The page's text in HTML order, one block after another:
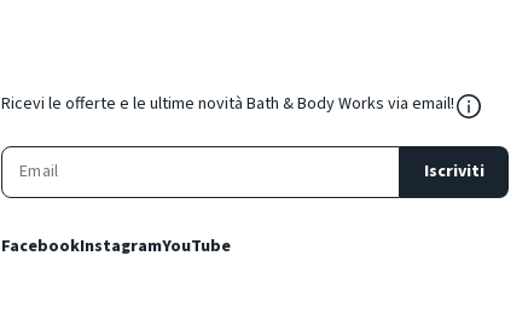
Ricevi le offerte e le ultime novità Bath & Body Works via email!
Iscriviti
FacebookInstagramYouTube